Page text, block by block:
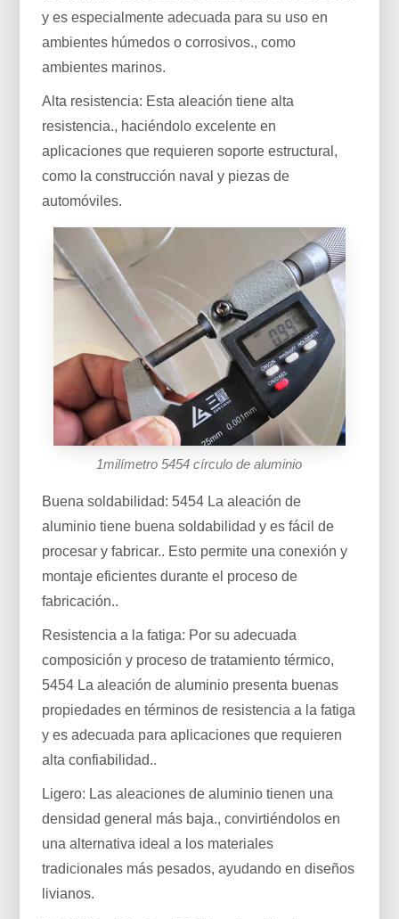
y es especialmente adecuada para su uso en
ambientes húmedos o corrosivos., como
ambientes marinos.
Alta resistencia: Esta aleación tiene alta
resistencia., haciéndolo excelente en
aplicaciones que requieren soporte estructural,
como la construcción naval y piezas de
automóviles.
1milímetro 5454 círculo de aluminio
Buena soldabilidad: 5454 La aleación de
aluminio tiene buena soldabilidad y es fácil de
procesar y fabricar.. Esto permite una conexión y
montaje eficientes durante el proceso de
fabricación..
Resistencia a la fatiga: Por su adecuada
composición y proceso de tratamiento térmico,
5454 La aleación de aluminio presenta buenas
propiedades en términos de resistencia a la fatiga
y es adecuada para aplicaciones que requieren
alta confiabilidad..
Ligero: Las aleaciones de aluminio tienen una
densidad general más baja., convirtiéndolos en
una alternativa ideal a los materiales
tradicionales más pesados, ayudando en diseños
livianos.